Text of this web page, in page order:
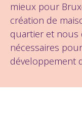
mieux pour
création de
quartier et nous
nécessaires
développement